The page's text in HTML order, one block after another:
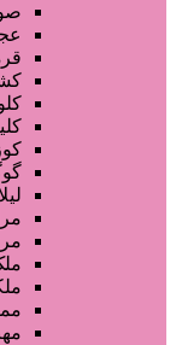
کمترین قیمت
بیشترین قیمت
در سایت تبلیغاتی
می‌گیرند و هیچ